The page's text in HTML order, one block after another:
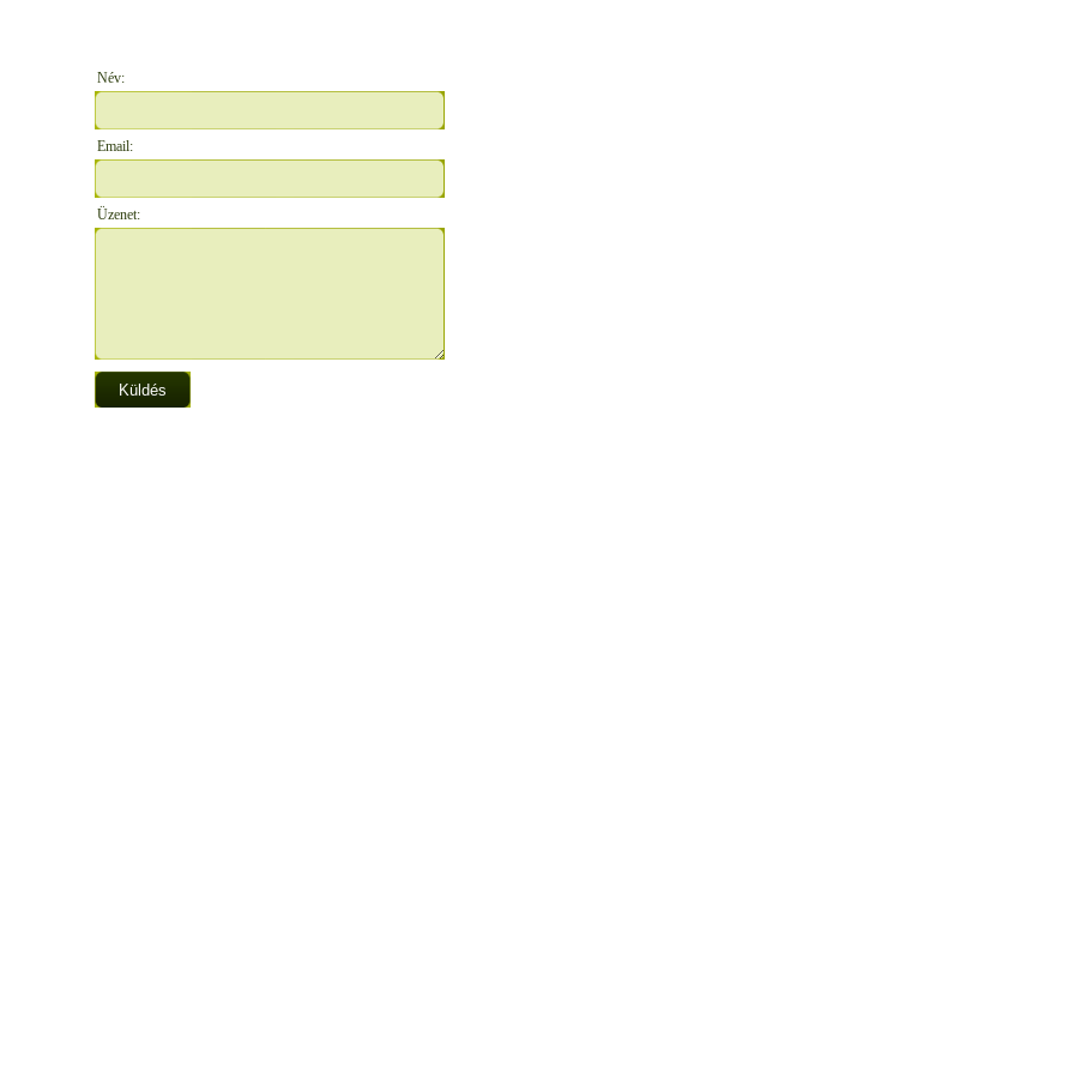
Név:
Email:
Üzenet: